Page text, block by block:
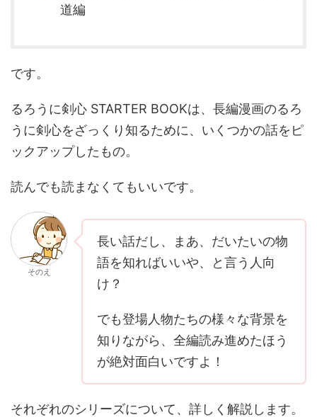
道編
です。
るろうに剣心 STARTER BOOKは、長編漫画のるろ
うに剣心をざっくり知るために、いくつかの話をピ
ックアップしたもの。
読んでも読まなくてもいいです。
そのえ
長い話だし、まあ、だいたいの物
語を知ればいいや、と言う人向
け？
でも登場人物たちの様々な背景を
知りながら、全編読み進めたほう
が絶対面白いですよ！
それぞれのシリーズについて、詳しく解説します。